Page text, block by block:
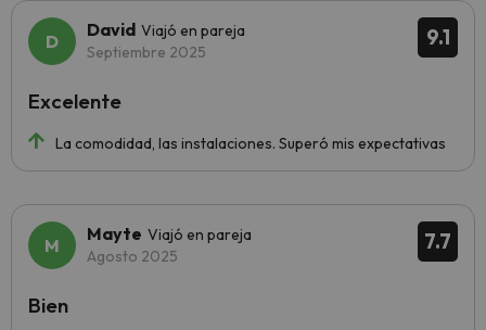
9.1
David Viajó en pareja
Septiembre 2025
La comodidad, las instalaciones. Superó mis expectativas
Excelente
7.7
Mayte Viajó en pareja
Agosto 2025
Bien